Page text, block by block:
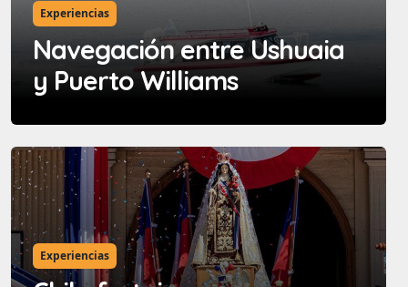
Experiencias
Navegación entre Ushuaia
y Puerto Williams
Experiencias